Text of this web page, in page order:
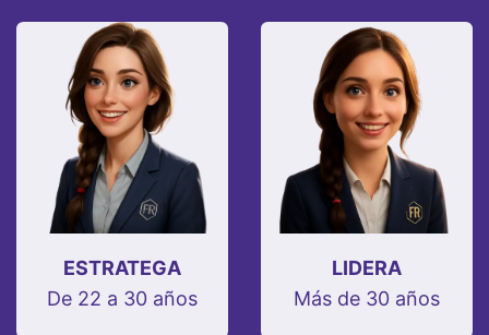
ESTRATEGA
De 22 a 30 años
LIDERA
Más de 30 años